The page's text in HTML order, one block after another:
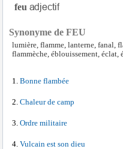
feu
Synonyme de FEU
lumière, flamme, lanterne, fanal,
flammèche, éblouissement, éclat,
Bonne flambée
Chaleur de camp
Ordre militaire
Vulcain est son dieu